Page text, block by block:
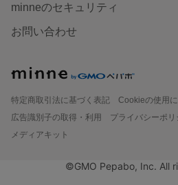
minneのセキュリティ
お問い合わせ
特定商取引法に基づく表記
Cookieの使用
広告識別子の取得・利用
プライバシーポリ
メディアキット
©GMO Pepabo, Inc. All